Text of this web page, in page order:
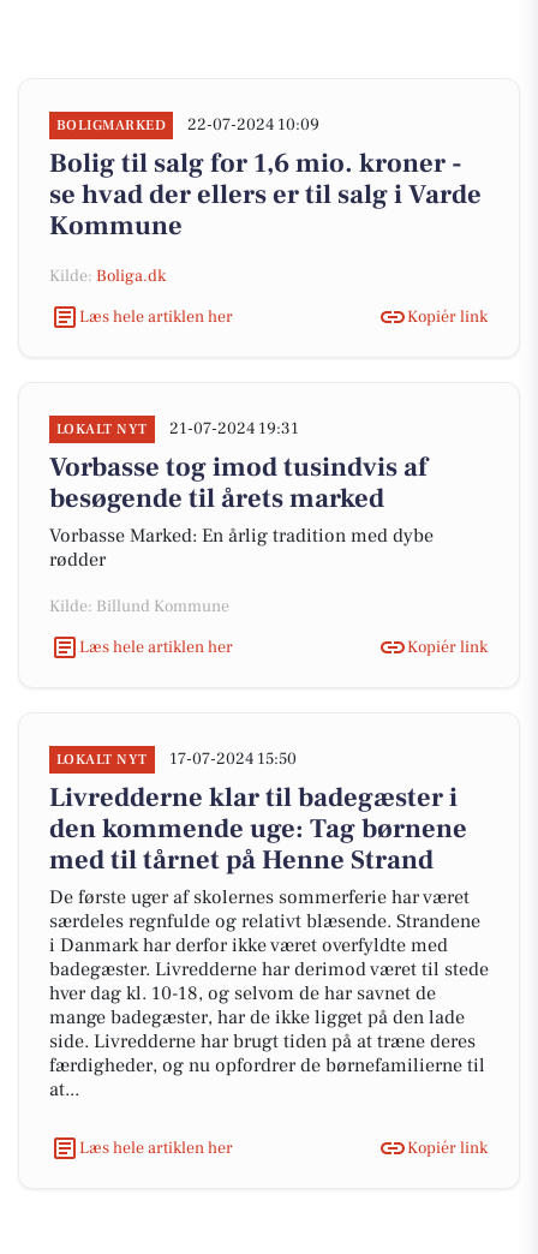
BOLIGMARKED 22-07-2024 10:09
Bolig til salg for 1,6 mio. kroner -
se hvad der ellers er til salg i Varde
Kommune
Kilde: Boliga.dk
Læs hele artiklen her
Kopiér link
LOKALT NYT 21-07-2024 19:31
Vorbasse tog imod tusindvis af
besøgende til årets marked
Vorbasse Marked: En årlig tradition med dybe
rødder
Kilde: Billund Kommune
Læs hele artiklen her
Kopiér link
LOKALT NYT 17-07-2024 15:50
Livredderne klar til badegæster i
den kommende uge: Tag børnene
med til tårnet på Henne Strand
De første uger af skolernes sommerferie har været
særdeles regnfulde og relativt blæsende. Strandene
i Danmark har derfor ikke været overfyldte med
badegæster. Livredderne har derimod været til stede
hver dag kl. 10-18, og selvom de har savnet de
mange badegæster, har de ikke ligget på den lade
side. Livredderne har brugt tiden på at træne deres
færdigheder, og nu opfordrer de børnefamilierne til
at...
Læs hele artiklen her Kopiér link